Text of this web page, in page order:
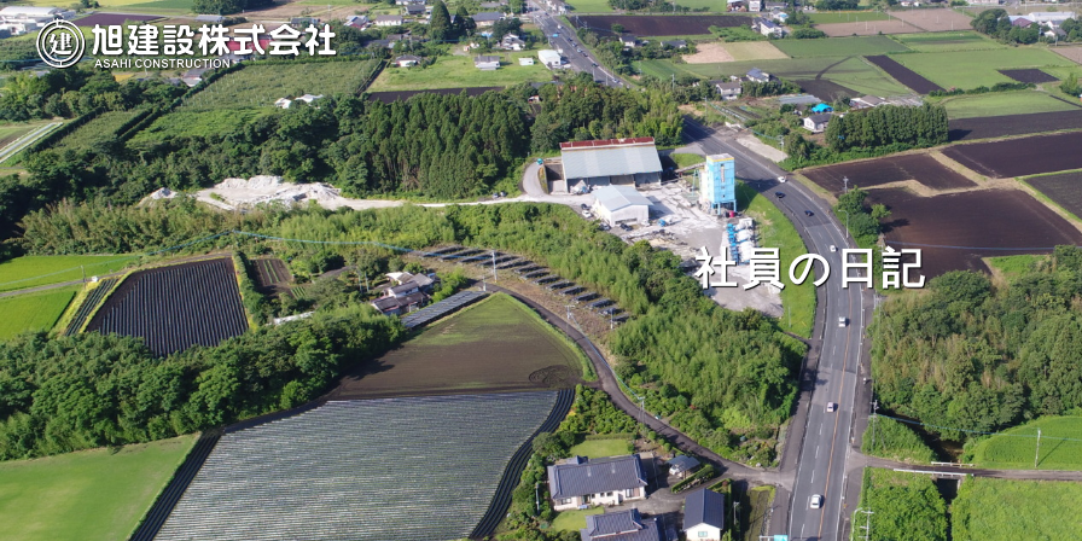
社員の日記